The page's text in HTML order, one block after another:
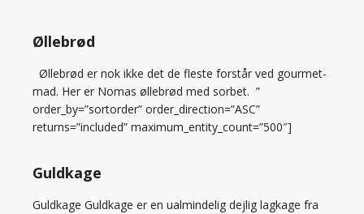
Øllebrød
Øllebrød er nok ikke det de fleste forstår ved gourmet-
mad. Her er Nomas øllebrød med sorbet. ”
order_by=”sortorder” order_direction=”ASC”
returns=”included” maximum_entity_count=”500″]
Guldkage
Guldkage Guldkage er en ualmindelig dejlig lagkage fra